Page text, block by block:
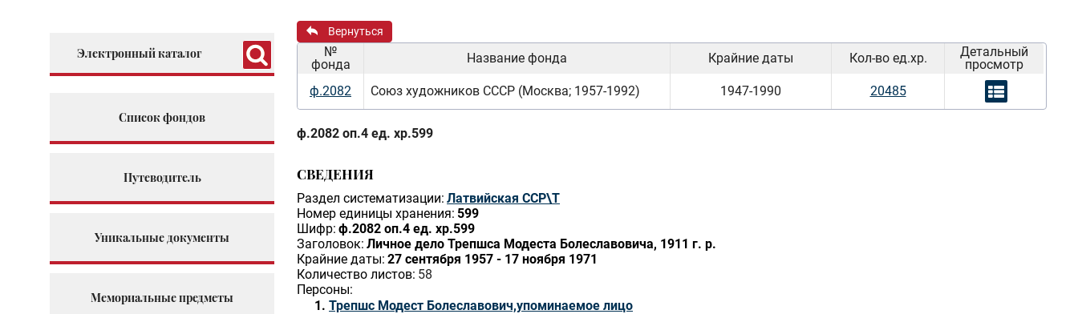
Электронный каталог
Список фондов
Путеводитель
Уникальные документы
Мемориальные предметы
Вернуться
№
фонда
Название фонда Крайние даты Кол-во ед.хр.
Детальный
просмотр
ф.2082
Союз художников СССР (Москва; 1957-1992) 1947-1990 20485
ф.2082 оп.4 ед. хр.599
СВЕДЕНИЯ
Раздел систематизации: Латвийская ССР\Т
Номер единицы хранения: 599
Шифр: ф.2082 оп.4 ед. хр.599
Заголовок: Личное дело Трепшса Модеста Болеславовича, 1911 г. р.
Крайние даты: 27 сентября 1957 - 17 ноября 1971
Количество листов: 58
Персоны:
Трепшс Модест Болеславович,упоминаемое лицо